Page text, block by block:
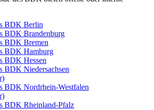
BDK Berlin
BDK Brandenburg
BDK Bremen
BDK Hamburg
BDK Hessen
BDK Niedersachsen
BDK Nordrhein-Westfalen
BDK Rheinland-Pfalz